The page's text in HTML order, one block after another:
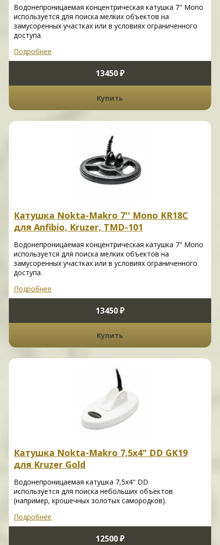
Водонепроницаемая концентрическая катушка 7" Mono
используется для поиска мелких объектов на
замусоренных участках или в условиях ограниченного
доступа.
Подробнее
13450 ₽
Купить
Катушка Nokta-Makro 7'' Mono KR18C
для Anfibio, Kruzer, TMD-101
Водонепроницаемая концентрическая катушка 7" Mono
используется для поиска мелких объектов на
замусоренных участках или в условиях ограниченного
доступа.
Подробнее
13450 ₽
Купить
Катушка Nokta-Makro 7,5x4" DD GK19
для Kruzer Gold
Водонепроницаемая катушка 7,5x4" DD
используется для поиска небольших объектов
(например, крошечных золотых самородков).
Подробнее
12500 ₽